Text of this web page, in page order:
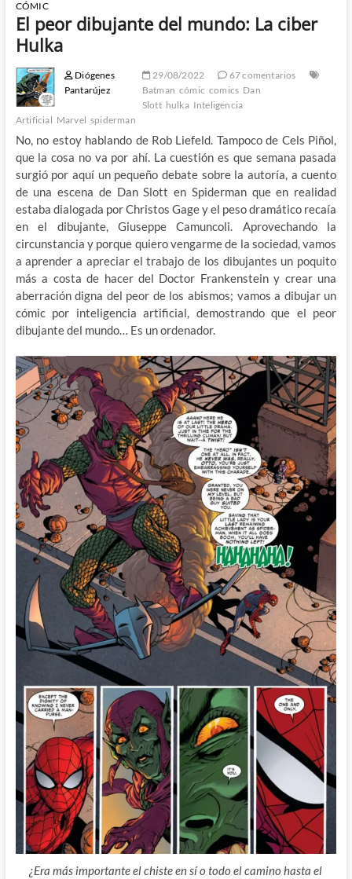
CÓMIC
El peor dibujante del mundo: La ciber
Hulka
Diógenes
Pantarújez
29/08/2022
67 comentarios
Batman cómic comics Dan
Slott hulka Inteligencia
Artificial Marvel spiderman
No, no estoy hablando de Rob Liefeld. Tampoco de Cels Piñol,
que la cosa no va por ahí. La cuestión es que semana pasada
surgió por aquí un pequeño debate sobre la autoría, a cuento
de una escena de Dan Slott en Spiderman que en realidad
estaba dialogada por Christos Gage y el peso dramático recaía
en el dibujante, Giuseppe Camuncoli. Aprovechando la
circunstancia y porque quiero vengarme de la sociedad, vamos
a aprender a apreciar el trabajo de los dibujantes un poquito
más a costa de hacer del Doctor Frankenstein y crear una
aberración digna del peor de los abismos; vamos a dibujar un
cómic por inteligencia artificial, demostrando que el peor
dibujante del mundo… Es un ordenador.
¿Era más importante el chiste en sí o todo el camino hasta el